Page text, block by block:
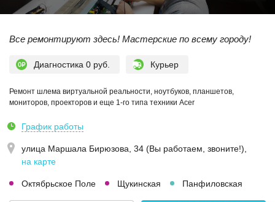
Все ремонтируют здесь! Мастерские по всему городу!
Диагностика 0 руб. Курьер
Ремонт шлема виртуальной реальности, ноутбуков, планшетов,
мониторов, проекторов и еще 1-го типа техники Acer
График работы
улица Маршала Бирюзова, 34 (Вы работаем, звоните!)
на карте
Октябрьское Поле Щукинская Панфиловская